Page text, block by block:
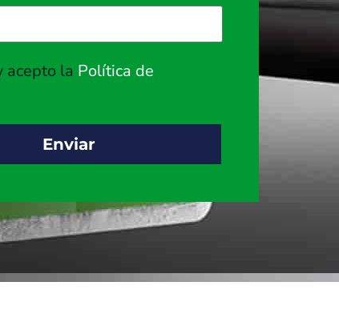
acepto la Política de
Enviar